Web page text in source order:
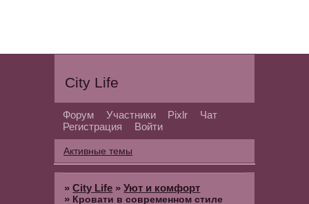
City Life
Форум Участники Pixlr
Чат
Регистрация
Войти
Активные темы
»City Life »Уют и комфорт
» Кровати в современном стиле